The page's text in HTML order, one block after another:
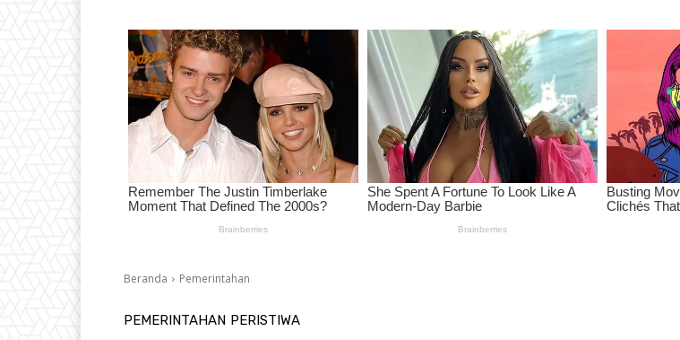
Beranda Pemerintahan
PEMERINTAHAN PERISTIWA